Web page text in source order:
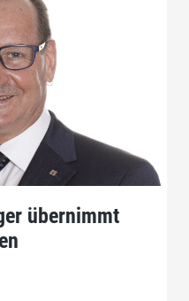
übernimmt